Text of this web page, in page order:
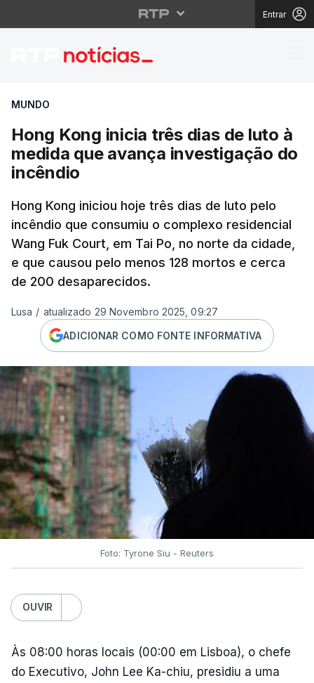
Entrar
Hong Kong inicia três
MUNDO
Hong Kong inicia três dias de luto à
medida que avança investigação do
incêndio
Hong Kong iniciou hoje três dias de luto pelo
incêndio que consumiu o complexo residencial
Wang Fuk Court, em Tai Po, no norte da cidade,
e que causou pelo menos 128 mortos e cerca
de 200 desaparecidos.
Lusa / atualizado 29 Novembro 2025, 09:27
ADICIONAR COMO FONTE INFORMATIVA
Foto: Tyrone Siu - Reuters
OUVIR
Às 08:00 horas locais (00:00 em Lisboa), o chefe
do Executivo, John Lee Ka-chiu, presidiu a uma